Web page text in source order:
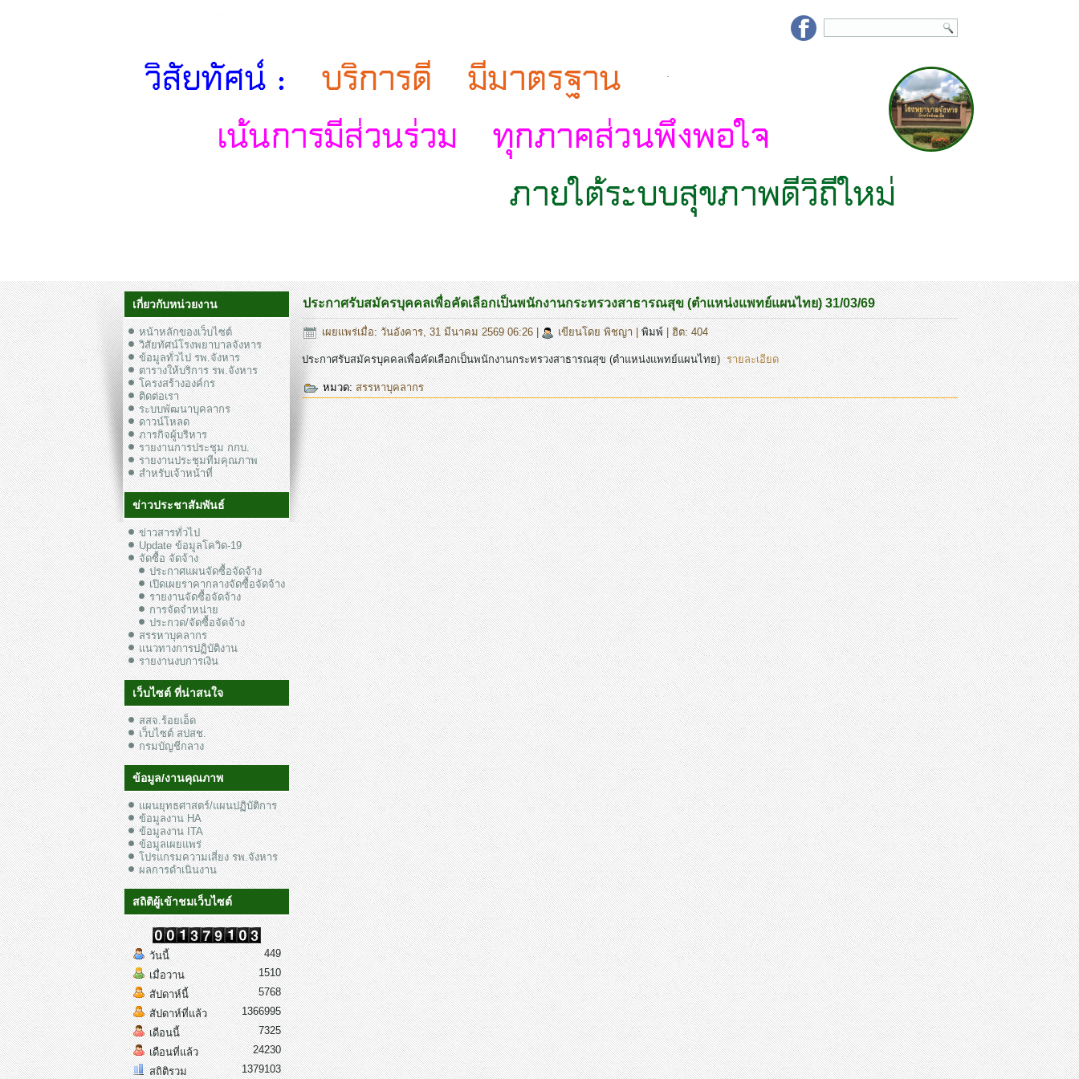
.
เกี่ยวกับหน่วยงาน
หน้าหลักของเว็บไซต์
วิสัยทัศน์โรงพยาบาลจังหาร
ข้อมูลทั่วไป รพ.จังหาร
ตารางให้บริการ รพ.จังหาร
โครงสร้างองค์กร
ติดต่อเรา
ระบบพัฒนาบุคลากร
ดาวน์โหลด
ภารกิจผู้บริหาร
รายงานการประชุม กกบ.
รายงานประชุมทีมคุณภาพ
สำหรับเจ้าหน้าที่
ข่าวประชาสัมพันธ์
ข่าวสารทั่วไป
Update ข้อมูลโควิด-19
จัดซื้อ จัดจ้าง
ประกาศแผนจัดซื้อจัดจ้าง
เปิดเผยราคากลางจัดซื้อจัดจ้าง
รายงานจัดซื้อจัดจ้าง
การจัดจำหน่าย
ประกวด/จัดซื้อจัดจ้าง
สรรหาบุคลากร
แนวทางการปฏิบัติงาน
รายงานงบการเงิน
เว็บไซต์ ที่น่าสนใจ
สสจ.ร้อยเอ็ด
เว็บไซต์ สปสช.
กรมบัญชีกลาง
ข้อมูล/งานคุณภาพ
แผนยุทธศาสตร์/แผนปฏิบัติการ
ข้อมูลงาน HA
ข้อมูลงาน ITA
ข้อมูลเผยแพร่
โปรแกรมความเสี่ยง รพ.จังหาร
ผลการดำเนินงาน
สถิติผู้เข้าชมเว็บไซต์
วันนี้
เมื่อวาน
สัปดาห์นี้
สัปดาห์ที่แล้ว
เดือนนี้
เดือนที่แล้ว
สถิติรวม
449
1510
5768
1366995
7325
24230
1379103
ประกาศรับสมัครบุคคลเพื่อคัดเลือกเป็นพนักงานกระทรวงสาธารณสุข (ตำแหน่งแพทย์แผนไทย) 31/03/69
เผยแพร่เมื่อ: วันอังคาร, 31 มีนาคม 2569 06:26| เขียนโดย พิชญา|พิมพ์| ฮิต: 404
ประกาศรับสมัครบุคคลเพื่อคัดเลือกเป็นพนักงานกระทรวงสาธารณสุข (ตำแหน่งแพทย์แผนไทย)รายละเอียด
หมวด:สรรหาบุคลากร